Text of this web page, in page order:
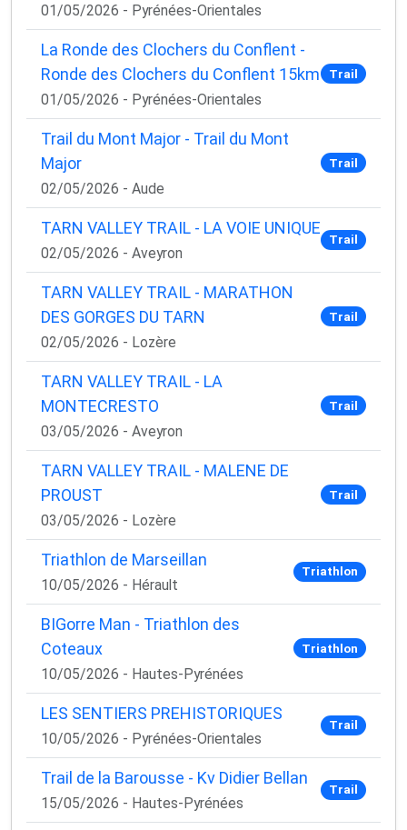
01/05/2026 - Pyrénées-Orientales
La Ronde des Clochers du Conflent -
Ronde des Clochers du Conflent 15km
01/05/2026 - Pyrénées-Orientales
Trail
Trail du Mont Major - Trail du Mont
Major
02/05/2026 - Aude
Trail
TARN VALLEY TRAIL - LA VOIE UNIQUE
02/05/2026 - Aveyron
Trail
TARN VALLEY TRAIL - MARATHON
DES GORGES DU TARN
02/05/2026 - Lozère
Trail
TARN VALLEY TRAIL - LA
MONTECRESTO
03/05/2026 - Aveyron
Trail
TARN VALLEY TRAIL - MALENE DE
PROUST
03/05/2026 - Lozère
Trail
Triathlon de Marseillan
10/05/2026 - Hérault
Triathlon
BIGorre Man - Triathlon des
Coteaux
10/05/2026 - Hautes-Pyrénées
Triathlon
LES SENTIERS PREHISTORIQUES
10/05/2026 - Pyrénées-Orientales
Trail
Trail de la Barousse - Kv Didier Bellan
15/05/2026 - Hautes-Pyrénées
Trail